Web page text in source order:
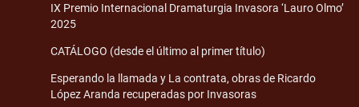
IX Premio Internacional Dramaturgia Invasora ‘Lauro Olmo’
2025
CATÁLOGO (desde el último al primer título)
Esperando la llamada y La contrata, obras de Ricardo
López Aranda recuperadas por Invasoras